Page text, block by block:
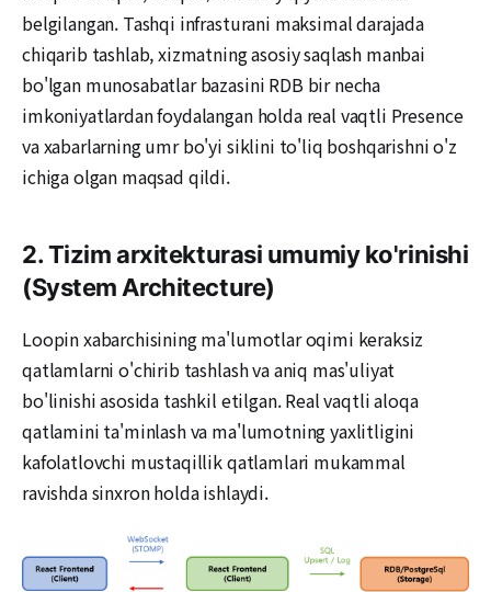
belgilangan. Tashqi infrasturani maksimal darajada
chiqarib tashlab, xizmatning asosiy saqlash manbai
bo'lgan munosabatlar bazasini RDB bir necha
imkoniyatlardan foydalangan holda real vaqtli Presence
va xabarlarning umr bo'yi siklini to'liq boshqarishni o'z
ichiga olgan maqsad qildi.
2. Tizim arxitekturasi umumiy ko'rinishi
(System Architecture)
Loopin xabarchisining ma'lumotlar oqimi keraksiz
qatlamlarni o'chirib tashlash va aniq mas'uliyat
bo'linishi asosida tashkil etilgan. Real vaqtli aloqa
qatlamini ta'minlash va ma'lumotning yaxlitligini
kafolatlovchi mustaqillik qatlamlari mukammal
ravishda sinxron holda ishlaydi.